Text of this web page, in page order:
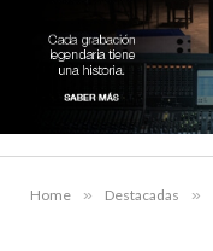
Home » Destacadas »